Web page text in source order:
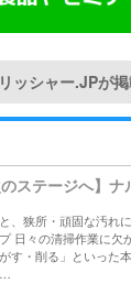
ッシャー.JPが
ステージへ】
、狭所・頑固な汚れ
日々の清掃作業に欠
す・削る」といった